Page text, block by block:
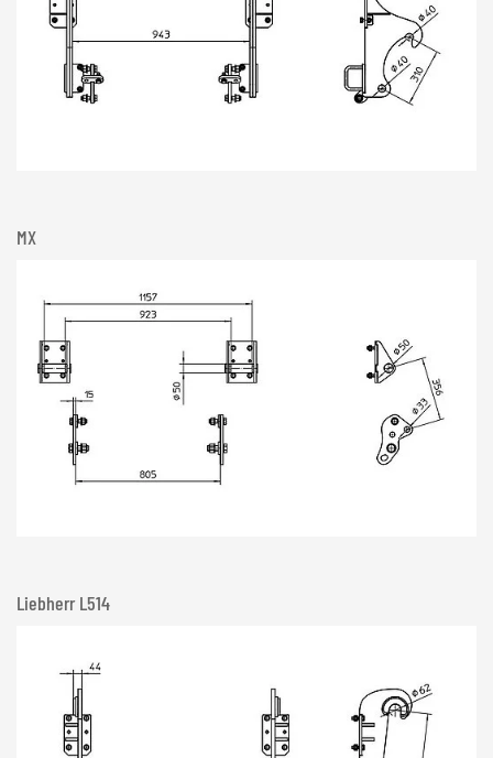
MX
Liebherr L514